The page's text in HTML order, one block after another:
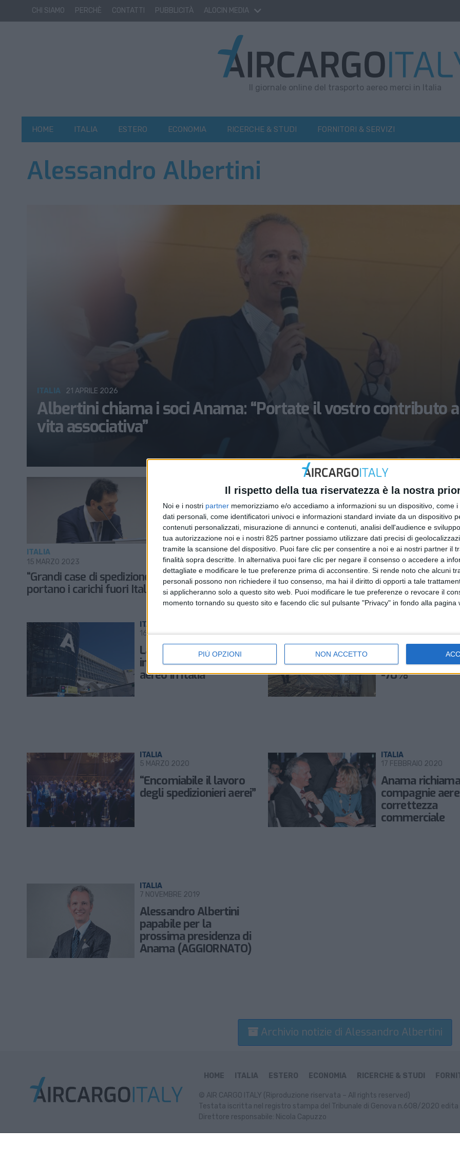
Il rispetto della tua riservatezza è la nostra
Noi e i nostri partner memorizziamo e/o accediamo a informazioni su un dispositivo, come
dati personali, come identificatori univoci e informazioni standard inviate da un dispositivo
contenuti personalizzati, misurazione di annunci e contenuti, analisi dell'audience e
tua autorizzazione noi e i nostri 825 partner possiamo utilizzare dati precisi di
tramite la scansione del dispositivo. Puoi fare clic per consentire a noi e ai nostri partner il
finalità sopra descritte. In alternativa puoi fare clic per negare il consenso o accedere a
dettagliate e modificare le tue preferenze prima di acconsentire. Si rende noto che alcuni
personali possono non richiedere il tuo consenso, ma hai il diritto di opporti a tale
si applicheranno solo a questo sito web. Puoi modificare le tue preferenze o revocare il
momento tornando su questo sito e facendo clic sul pulsante "Privacy" in fondo alla pagina
PIÙ OPZIONI NON ACCETTO
CHI SIAMO PERCHÈ CONTATTI PUBBLICITÀ ALOCIN MEDIA
Il giornale online del trasporto aereo merci in Italia
HOME ITALIA ESTERO ECONOMIA RICERCHE & STUDI FORNITORI & SERVIZI
Alessandro Albertini
Albertini chiama i soci Anama: “Portate il vostro contributo
vita associativa”
ITALIA 21 APRILE 2026
“Grandi case di spedizione
portano i carichi fuori Italia”
ITALIA
15 MARZO 2023
Albertini confermato alla guida
di Anama
ITALIA
10 GENNAIO 2023
Nuovo consiglio
Anama
ITALIA
17 DICEMBRE 2022
La riscoperta
importanza del cargo
aereo in Italia
ITALIA
16 LUGLIO 2020
Albertini:
Italia può
-70%
6 APRILE 2020
“Encomiabile il lavoro
degli spedizionieri aerei”
ITALIA
5 MARZO 2020
Anama
compagnie
correttezza
commerciale
ITALIA
17 FEBBRAIO 2020
Alessandro Albertini
papabile per la
prossima presidenza di
Anama (AGGIORNATO)
ITALIA
7 NOVEMBRE 2019
Archivio notizie di Alessandro Albertini
HOME ITALIA ESTERO ECONOMIA RICERCHE & STUDI
© AIR CARGO ITALY (Riproduzione riservata – All rights reserved)
Testata iscritta nel registro stampa del Tribunale di Genova n.608/2020 edita
Direttore responsabile: Nicola Capuzzo